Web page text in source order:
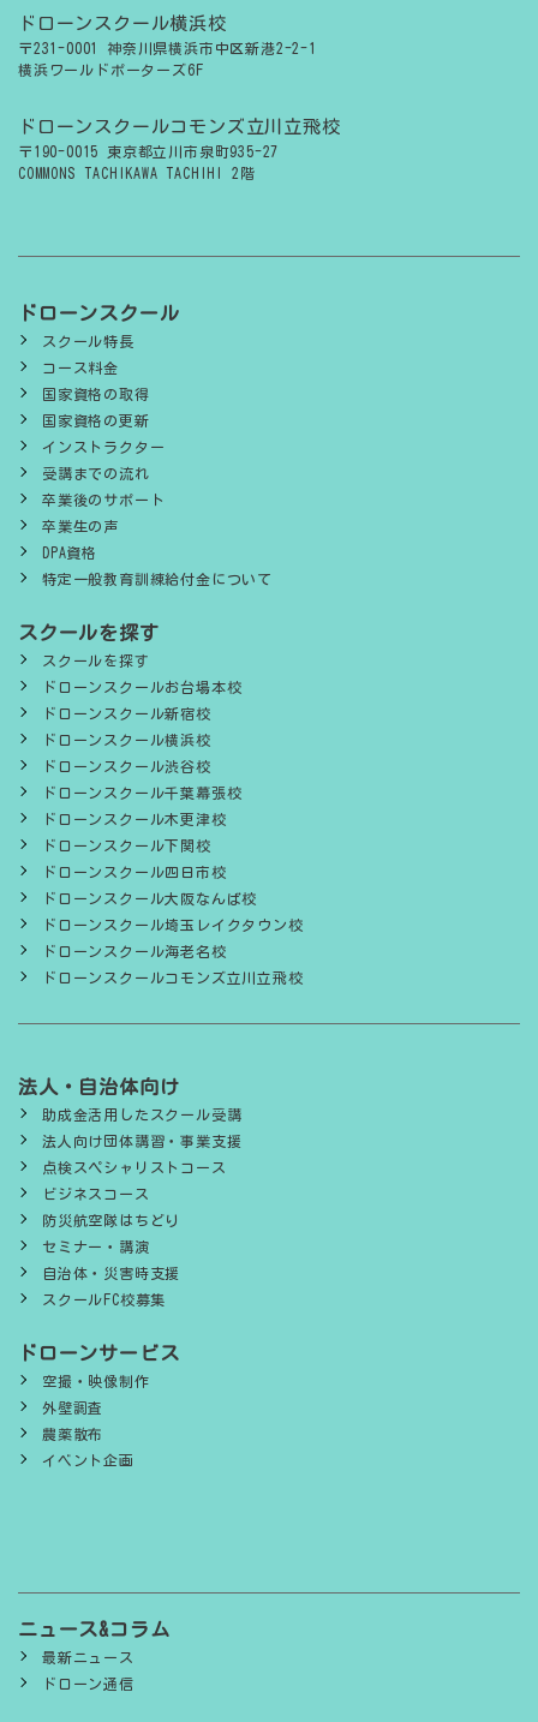
ドローンスクール横浜校
〒231-0001 神奈川県横浜市中区新港2-2-1
横浜ワールドポーターズ6F
ドローンスクールコモンズ立川立飛校
〒190-0015 東京都立川市泉町935-27
COMMONS TACHIKAWA TACHIHI 2階
ドローンスクール
スクール特長
コース料金
国家資格の取得
国家資格の更新
インストラクター
受講までの流れ
卒業後のサポート
卒業生の声
DPA資格
特定一般教育訓練給付金について
スクールを探す
スクールを探す
ドローンスクールお台場本校
ドローンスクール新宿校
ドローンスクール横浜校
ドローンスクール渋谷校
ドローンスクール千葉幕張校
ドローンスクール木更津校
ドローンスクール下関校
ドローンスクール四日市校
ドローンスクール大阪なんば校
ドローンスクール埼玉レイクタウン校
ドローンスクール海老名校
ドローンスクールコモンズ立川立飛校
法人・自治体向け
助成金活用したスクール受講
法人向け団体講習・事業支援
点検スペシャリストコース
ビジネスコース
防災航空隊はちどり
セミナー・講演
自治体・災害時支援
スクールFC校募集
ドローンサービス
空撮・映像制作
外壁調査
農薬散布
イベント企画
ニュース&コラム
最新ニュース
ドローン通信